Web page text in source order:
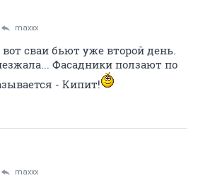
maxxx
сваи бьют уже второй день.
Фасадники ползают по
- Кипит!
maxxx